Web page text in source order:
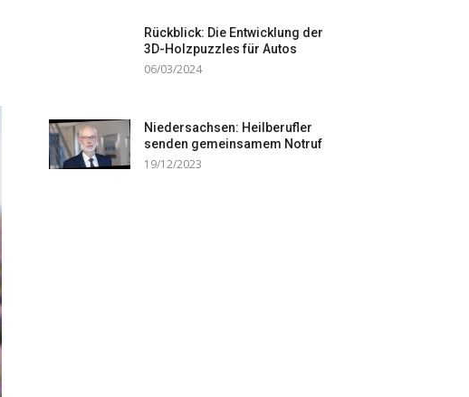
Rückblick: Die Entwicklung der
3D-Holzpuzzles für Autos
06/03/2024
Niedersachsen: Heilberufler
senden gemeinsamem Notruf
19/12/2023